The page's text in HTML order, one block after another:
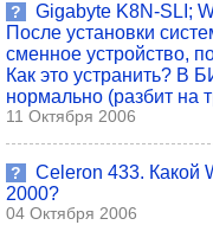
?
Gigabyte K8N-SLI;
После установки
сменное устройство,
Как это устранить? В
нормально (разбит на
11 Октября 2006
?
Celeron 433. Какой
2000?
04 Октября 2006